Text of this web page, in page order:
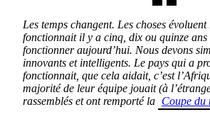
Les temps changent. Les choses
fonctionnait il y a cinq, dix ou quinze ans
fonctionner aujourd’hui. Nous devons
innovants et intelligents. Le pays qui a
fonctionnait, que cela aidait, c’est
majorité de leur équipe jouait (à
rassemblés et ont remporté la Coupe du